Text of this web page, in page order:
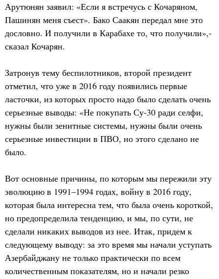
Арутюнян заявил: «Если я встречусь с Кочаряном,
Пашинян меня съест». Бако Саакян передал мне это
дословно. И получили в Карабахе то, что получили»,-
сказал Кочарян.
Затронув тему беспилотников, второй президент
отметил, что уже в 2016 году появились первые
ласточки, из которых просто надо было сделать очень
серьезные выводы: «Не покупать Су-30 ради селфи,
нужны были зенитные системы, нужны были очень
серьезные инвестиции в ПВО, но этого сделано не
было.
Вот основные причины, по которым мы пережили эту
эволюцию в 1991–1994 годах, войну в 2016 году,
которая была интересна тем, что была очень короткой,
но предопределила тенденцию, и мы, по сути, не
сделали никаких выводов из нее. Итак, придем к
следующему выводу: за это время мы начали уступать
Азербайджану не только практически по всем
количественным показателям, но и начали резко